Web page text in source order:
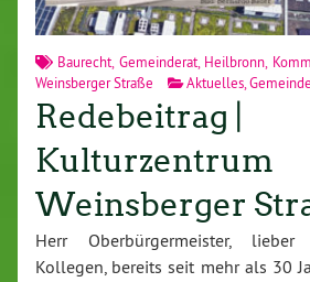
Baurecht Gemeinderat, Heilbronn
Weinsberger Straße
Aktuelles
Redebeitrag |
Kulturzentrum
Weinsberger
Herr Oberbürgermeister,
Kollegen, bereits seit mehr als 30